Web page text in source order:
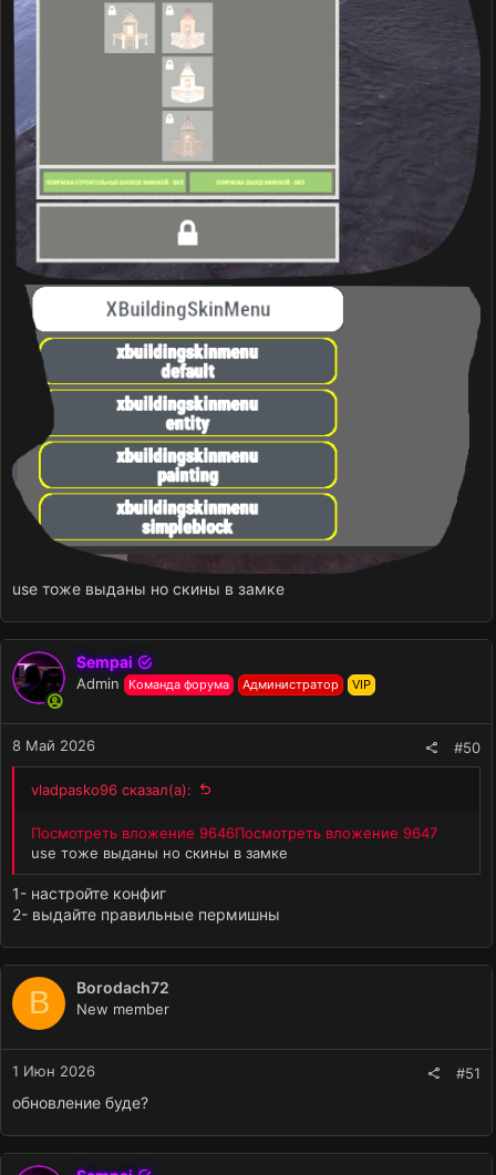
use тоже выданы но скины в замке
Sempai
Admin Команда форума Администратор VIP
8 Май 2026 #50
vladpasko96 сказал(а):
Посмотреть вложение 9646Посмотреть вложение 9647
use тоже выданы но скины в замке
1- настройте конфиг
2- выдайте правильные пермишны
B Borodach72
New member
1 Июн 2026 #51
обновление буде?